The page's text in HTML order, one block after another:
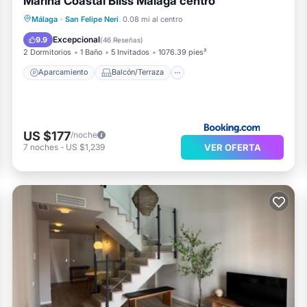
Málaga · San Felipe Neri 0.08 mi al centro
9.9 Excepcional(46 Reseñas)
2 Dormitorios 1 Baño 5 Invitados 1076.39 pies²
Aparcamiento Balcón/Terraza
Aparcamiento
Balcón/Terraza
Aire acondicionado
US $177/noche
7 noches - US $1,239 VER OFERTA